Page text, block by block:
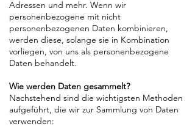
Adressen und mehr. Wenn wir
personenbezogene mit nicht
personenbezogenen Daten kombinieren,
werden diese, solange sie in Kombination
vorliegen, von uns als personenbezogene
Daten behandelt.
Wie werden Daten gesammelt?
Nachstehend sind die wichtigsten Methoden
aufgeführt, die wir zur Sammlung von Daten
verwenden: